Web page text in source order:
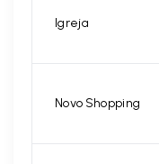
Igreja
Novo Shopping